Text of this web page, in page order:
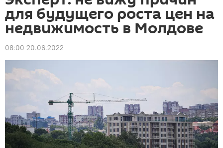
для будущего роста цен на
недвижимость в Молдове
08:00 20.06.2022